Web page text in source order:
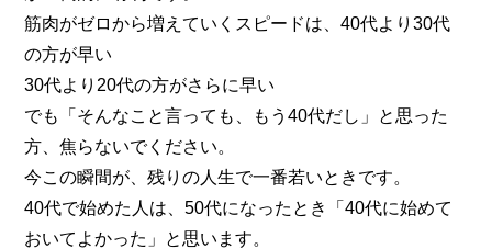
筋肉がゼロから増えていくスピードは、40代より30代
の方が早い
30代より20代の方がさらに早い
でも「そんなこと言っても、もう40代だし」と思った
方、焦らないでください。
今この瞬間が、残りの人生で一番若いときです。
40代で始めた人は、50代になったとき「40代に始めて
おいてよかった」と思います。